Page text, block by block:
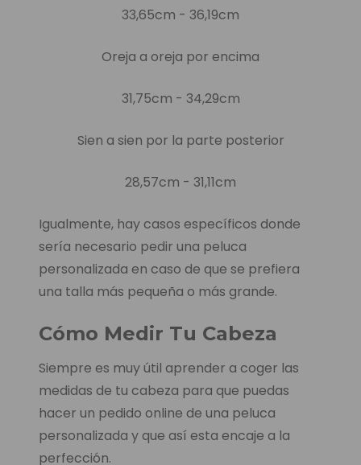
33,65cm - 36,19cm
Oreja a oreja por encima
31,75cm - 34,29cm
Sien a sien por la parte posterior
28,57cm - 31,11cm
Igualmente, hay casos específicos donde
sería necesario pedir una peluca
personalizada en caso de que se prefiera
una talla más pequeña o más grande.
Cómo Medir Tu Cabeza
Siempre es muy útil aprender a coger las
medidas de tu cabeza para que puedas
hacer un pedido online de una peluca
personalizada y que así esta encaje a la
perfección.